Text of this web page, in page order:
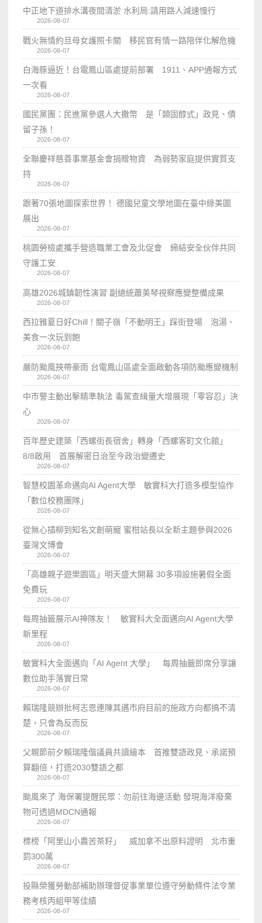
中正地下道排水溝夜間清淤 水利局:請用路人減速慢行
2026-08-07
戰火無情約旦母女護照卡關 移民官有情一路陪伴化解危機
2026-08-07
白海豚逼近！台電鳳山區處提前部署 1911、APP通報方式
一次看
2026-08-07
國民黨團：民進黨參選人大撒幣 是「類固醇式」政見、債
留子孫！
2026-08-07
全聯慶祥慈善事業基金會捐贈物資 為弱勢家庭提供實質支
持
2026-08-07
跟著70張地圖探索世界！ 德國兒童文學地圖在臺中綠美圖
展出
2026-08-07
桃園勞檢處攜手營造職業工會及北促會 締結安全伙伴共同
守護工安
2026-08-07
高雄2026城鎮韌性演習 副總統蕭美琴視察應變整備成果
2026-08-07
西拉雅夏日好Chill！關子嶺「不動明王」踩街登場 泡湯、
美食一次玩到飽
2026-08-07
嚴防颱風挾帶豪雨 台電鳳山區處全面啟動各項防颱應變機制
2026-08-07
中市警主動出擊精準執法 毒駕查緝量大增展現「零容忍」決
心
2026-08-07
百年歷史建築「西螺街長宿舍」轉身「西螺客町文化館」
8/8啟用 首展解密日治至今政治變遷史
2026-08-07
智慧校園革命邁向AI Agent大學 敏實科大打造多模型協作
「數位校務團隊」
2026-08-07
從無心插柳到知名文創萌寵 蜜柑站長以全新主題參與2026
臺灣文博會
2026-08-07
「高雄親子遊樂園區」明天盛大開幕 30多項設施暑假全面
免費玩
2026-08-07
每周抽籤展示AI神隊友！ 敏實科大全面邁向AI Agent大學
新里程
2026-08-07
敏實科大全面邁向「AI Agent 大學」 每周抽籤即席分享讓
數位助手落實日常
2026-08-07
賴瑞隆競辦批柯志恩連陳其邁市府目前的施政方向都搞不清
楚，只會為反而反
2026-08-07
父親節前夕賴瑞隆偕議員共讀繪本 首推雙語政見、承諾預
算翻倍，打造2030雙語之都
2026-08-07
颱風來了 海保署提醒民眾：勿前往海邊活動 發現海洋廢棄
物可透過MDCN通報
2026-08-07
標榜「阿里山小農苦茶籽」 威加拿不出原料證明 北市重
罰300萬
2026-08-07
投縣榮獲勞動部補助辦理督促事業單位遵守勞動條件法令業
務考核丙組甲等佳績
2026-08-07